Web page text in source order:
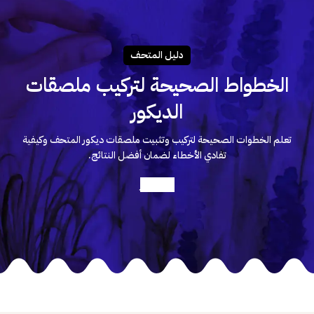
دليـل المتحـف
الخطواط الصحيحة لتركيب ملصقات
الديكور
تعلم الخطوات الصحيحة لتركيب وتثبيت ملصقات ديكور المتحف وكيفية
تفادي الأخطاء لضمان أفضل النتائج.